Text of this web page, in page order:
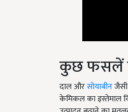
कुछ फसलें
दाल और सोयाबीन जैसी
केमिकल का इस्तेमाल
उत्पादन बढ़ाने का